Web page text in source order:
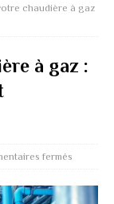
chaudière à gaz
à gaz :
fermés